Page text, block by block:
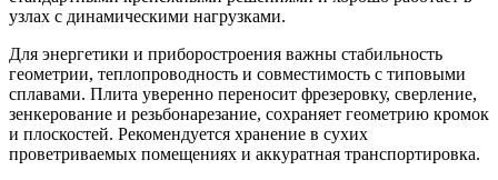
узлах с динамическими нагрузками.
Для энергетики и приборостроения важны стабильность
геометрии, теплопроводность и совместимость с типовыми
сплавами. Плита уверенно переносит фрезеровку, сверление,
зенкерование и резьбонарезание, сохраняет геометрию кромок
и плоскостей. Рекомендуется хранение в сухих
проветриваемых помещениях и аккуратная транспортировка.